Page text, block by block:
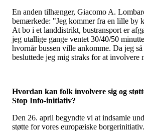
En anden tilhænger, Giacomo A.
bemærkede: "Jeg kommer fra en lille by
At bo i et landdistrikt, bustransport er
jeg utallige gange ventet 30/40/50
hvornår bussen ville ankomme. Da jeg
besluttede jeg mig straks for at involvere
Hvordan kan folk involvere sig og
Stop Info-initiativ?
Den 26. april begyndte vi at indsamle
støtte for vores europæiske